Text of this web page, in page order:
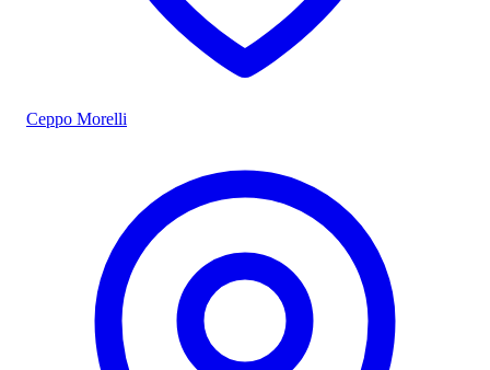
Ceppo Morelli